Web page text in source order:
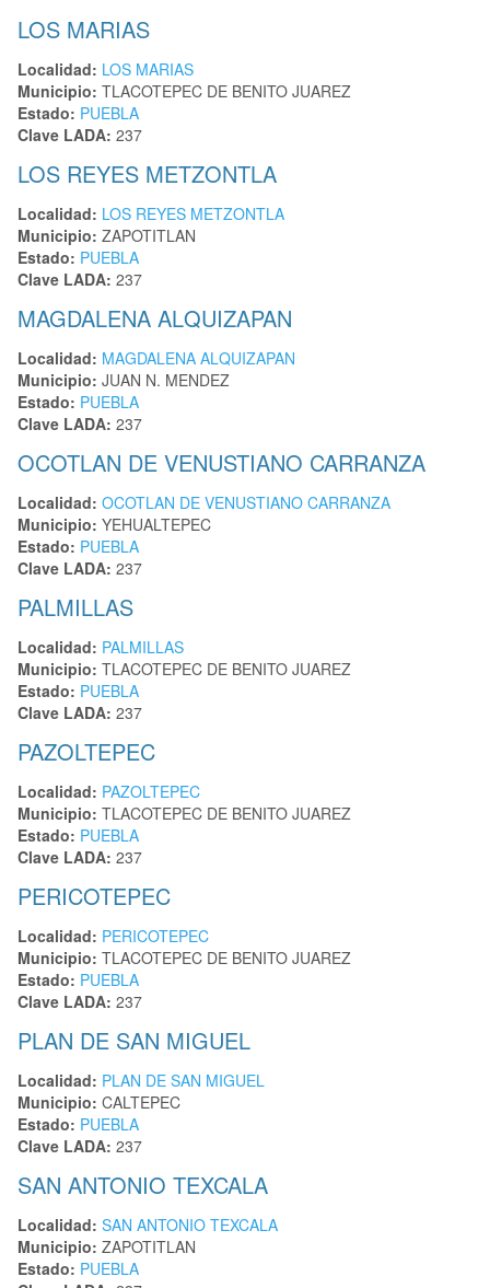
LOS MARIAS
Localidad: LOS MARIAS
Municipio: TLACOTEPEC DE BENITO JUAREZ
Estado: PUEBLA
Clave LADA: 237
LOS REYES METZONTLA
Localidad: LOS REYES METZONTLA
Municipio: ZAPOTITLAN
Estado: PUEBLA
Clave LADA: 237
MAGDALENA ALQUIZAPAN
Localidad: MAGDALENA ALQUIZAPAN
Municipio: JUAN N. MENDEZ
Estado: PUEBLA
Clave LADA: 237
OCOTLAN DE VENUSTIANO CARRANZA
Localidad: OCOTLAN DE VENUSTIANO CARRANZA
Municipio: YEHUALTEPEC
Estado: PUEBLA
Clave LADA: 237
PALMILLAS
Localidad: PALMILLAS
Municipio: TLACOTEPEC DE BENITO JUAREZ
Estado: PUEBLA
Clave LADA: 237
PAZOLTEPEC
Localidad: PAZOLTEPEC
Municipio: TLACOTEPEC DE BENITO JUAREZ
Estado: PUEBLA
Clave LADA: 237
PERICOTEPEC
Localidad: PERICOTEPEC
Municipio: TLACOTEPEC DE BENITO JUAREZ
Estado: PUEBLA
Clave LADA: 237
PLAN DE SAN MIGUEL
Localidad: PLAN DE SAN MIGUEL
Municipio: CALTEPEC
Estado: PUEBLA
Clave LADA: 237
SAN ANTONIO TEXCALA
Localidad: SAN ANTONIO TEXCALA
Municipio: ZAPOTITLAN
Estado: PUEBLA